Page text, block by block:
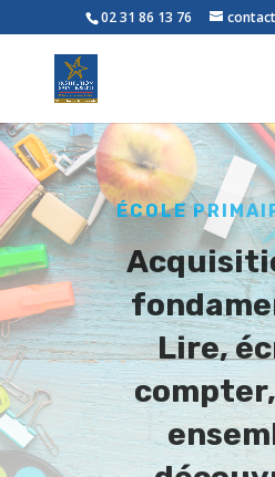
02 31 86 13 76
ÉCOLE
Lire,